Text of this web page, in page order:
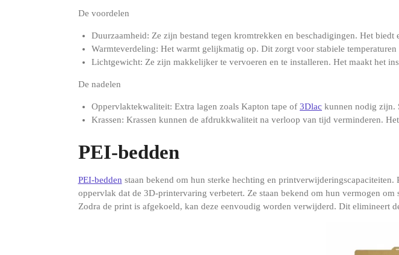
De voordelen
Duurzaamheid: Ze zijn bestand tegen kromtrekken en beschadigingen. Het
Warmteverdeling: Het warmt gelijkmatig op. Dit zorgt voor stabiele
Lichtgewicht: Ze zijn makkelijker te vervoeren en te installeren. Het maakt het
De nadelen
Oppervlaktekwaliteit: Extra lagen zoals Kapton tape of 3Dlac kunnen nodig zijn.
Krassen: Krassen kunnen de afdrukkwaliteit na verloop van tijd verminderen.
PEI-bedden
PEI-bedden staan ​​bekend om hun sterke hechting en
oppervlak dat de 3D-printervaring verbetert. Ze staan ​​bekend om hun vermogen
Zodra de print is afgekoeld, kan deze eenvoudig worden verwijderd. Dit elimineert